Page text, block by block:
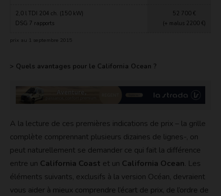
2,0 l TDI 204 ch. (150 kW)
DSG 7 rapports
52 700 €
(+ malus 2200 €)
prix au 1 septembre 2015
> Quels avantages pour le California Ocean ?
A la lecture de ces premières indications de prix – la grille
complète comprennant plusieurs dizaines de lignes-, on
peut naturellement se demander ce qui fait la différence
entre un California Coast et un California Ocean. Les
éléments suivants, exclusifs à la version Océan, devraient
vous aider à mieux comprendre l’écart de prix, de l’ordre de